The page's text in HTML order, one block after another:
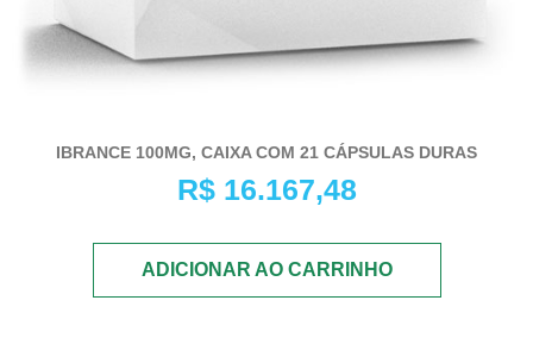
IBRANCE 100MG, CAIXA COM 21 CÁPSULAS DURAS
R$16.167,48
ADICIONAR AO CARRINHO